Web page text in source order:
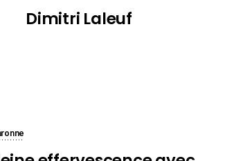
Dimitri Laleuf